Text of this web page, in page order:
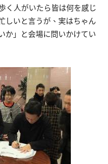
く人がいたら皆は何を感じ
しいと言うが、実はちゃん
か」と会場に問いかけてい